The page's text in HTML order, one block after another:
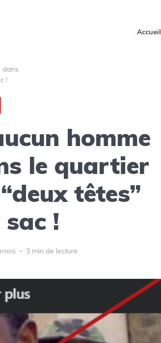
Accueil
dans
!
homme
le quartier
têtes”
!
3 min de lecture